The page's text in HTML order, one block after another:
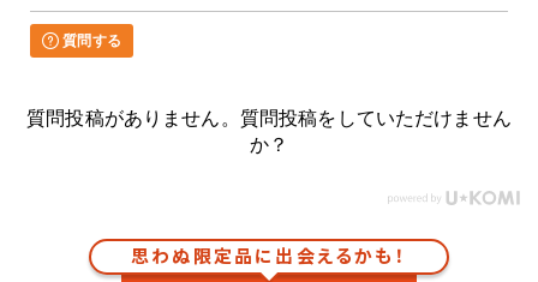
質問する
質問投稿がありません。質問投稿をしていただけません
か？
思わぬ限定品に出会えるかも！